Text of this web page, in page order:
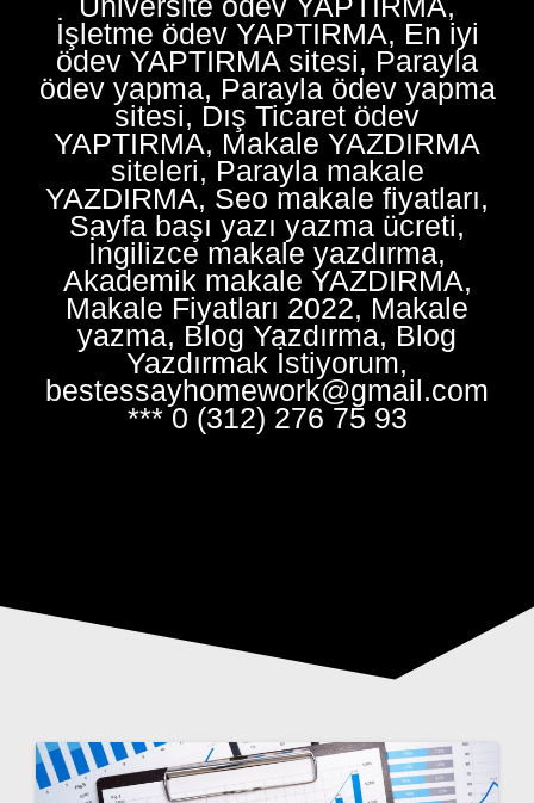
İşletme ödev YAPTIRMA, En iyi
ödev YAPTIRMA sitesi, Parayla
ödev yapma, Parayla ödev yapma
sitesi, Dış Ticaret ödev
YAPTIRMA, Makale YAZDIRMA
siteleri, Parayla makale
YAZDIRMA, Seo makale fiyatları,
Sayfa başı yazı yazma ücreti,
İngilizce makale yazdırma,
Akademik makale YAZDIRMA,
Makale Fiyatları 2022, Makale
yazma, Blog Yazdırma, Blog
Yazdırmak İstiyorum,
bestessayhomework@gmail.com
*** 0 (312) 276 75 93